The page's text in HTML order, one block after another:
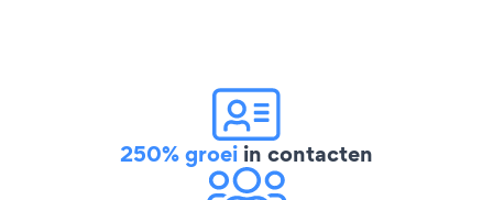
250% groei in contacten